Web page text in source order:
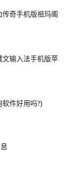
奇手机版祖玛阁
输入法手机版苹
件好用吗?)